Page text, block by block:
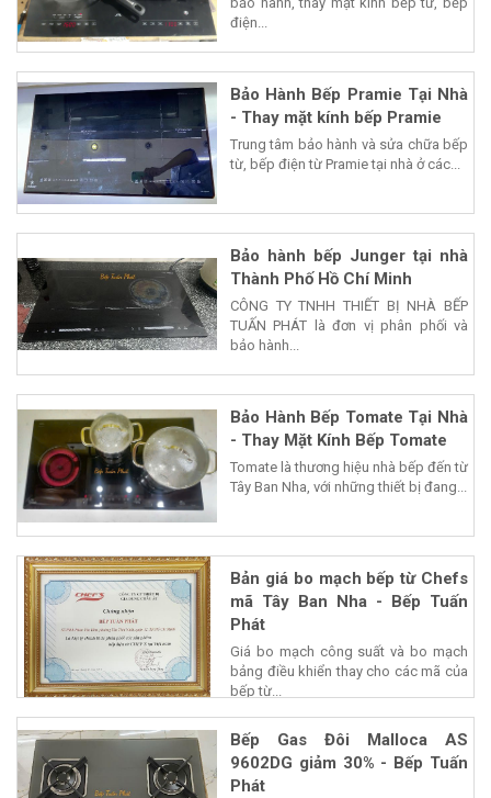
điện...
Bảo Hành Bếp Pramie Tại Nhà
- Thay mặt kính bếp Pramie
Trung tâm bảo hành và sửa chữa bếp
từ, bếp điện từ Pramie tại nhà ở các...
Bảo hành bếp Junger tại nhà
Thành Phố Hồ Chí Minh
CÔNG TY TNHH THIẾT BỊ NHÀ BẾP
TUẤN PHÁT là đơn vị phân phối và
bảo hành...
Bảo Hành Bếp Tomate Tại Nhà
- Thay Mặt Kính Bếp Tomate
Tomate là thương hiệu nhà bếp đến từ
Tây Ban Nha, với những thiết bị đang...
Bản giá bo mạch bếp từ Chefs
mã Tây Ban Nha - Bếp Tuấn
Phát
Giá bo mạch công suất và bo mạch
bảng điều khiển thay cho các mã của
bếp từ...
Bếp Gas Đôi Malloca AS
9602DG giảm 30% - Bếp Tuấn
Phát